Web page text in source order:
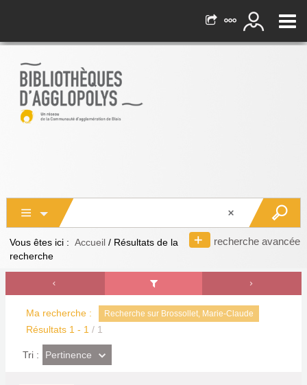
recherche avancée
Vous êtes ici : Accueil / Résultats de la
recherche
Ma recherche : Recherche sur Brossollet, Marie-Claude
Résultats 1 - 1 / 1
Tri : (Effet
imédiat)
Pertinence